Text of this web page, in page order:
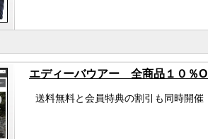
エディーバウアー 全商品１０％
送料無料と会員特典の割引も同時開催